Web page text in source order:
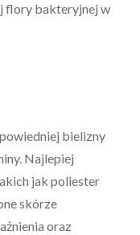
flory bakteryjnej w
bielizny
Najlepiej
jak poliester
skórze
oraz